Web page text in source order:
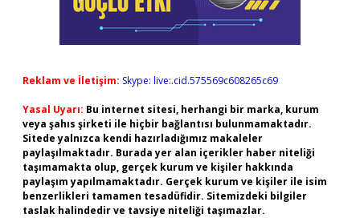
Reklam ve İletişim: Skype: live:.cid.575569c608265c69
Yasal Uyarı: Bu internet sitesi, herhangi bir marka, kurum
veya şahıs şirketi ile hiçbir bağlantısı bulunmamaktadır.
Sitede yalnızca kendi hazırladığımız makaleler
paylaşılmaktadır. Burada yer alan içerikler haber niteliği
taşımamakta olup, gerçek kurum ve kişiler hakkında
paylaşım yapılmamaktadır. Gerçek kurum ve kişiler ile isim
benzerlikleri tamamen tesadüfidir. Sitemizdeki bilgiler
taslak halindedir ve tavsiye niteliği taşımazlar.